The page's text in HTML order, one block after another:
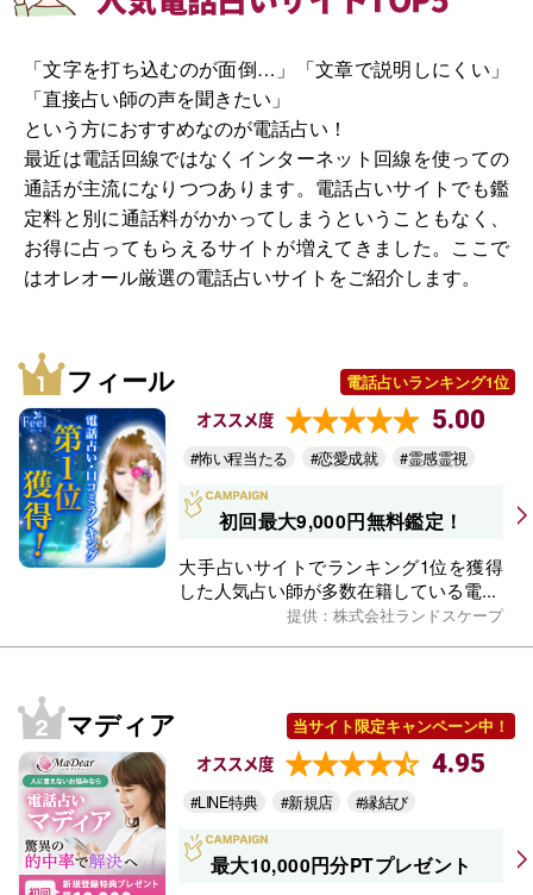
「文字を打ち込むのが面倒…」「文章で説明しにくい」
「直接占い師の声を聞きたい」
という方におすすめなのが電話占い！
最近は電話回線ではなくインターネット回線を使っての
通話が主流になりつつあります。電話占いサイトでも鑑
定料と別に通話料がかかってしまうということもなく、
お得に占ってもらえるサイトが増えてきました。ここで
はオレオール厳選の電話占いサイトをご紹介します。
フィール 電話占いランキング1位
オススメ度 5.00
#怖い程当たる #恋愛成就 #霊感霊視
初回最大9,000円無料鑑定！
大手占いサイトでランキング1位を獲得
した人気占い師が多数在籍している電...
提供：株式会社ランドスケープ
マディア 当サイト限定キャンペーン中！
オススメ度 4.95
#LINE特典 #新規店 #縁結び
最大10,000円分PTプレゼント